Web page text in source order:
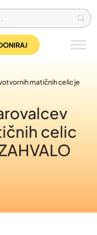
matičnih celic je
celic